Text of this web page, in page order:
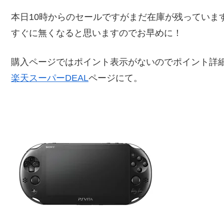
本日10時からのセールですがまだ在庫が残っていま
すぐに無くなると思いますのでお早めに！
購入ページではポイント表示がないのでポイント詳
楽天スーパーDEALページにて。